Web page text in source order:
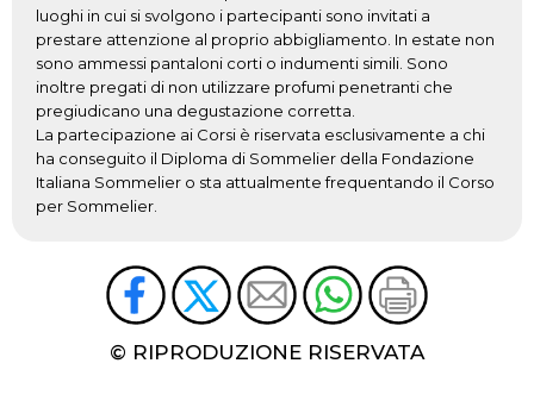
luoghi in cui si svolgono i partecipanti sono invitati a
prestare attenzione al proprio abbigliamento. In estate non
sono ammessi pantaloni corti o indumenti simili. Sono
inoltre pregati di non utilizzare profumi penetranti che
pregiudicano una degustazione corretta.
La partecipazione ai Corsi è riservata esclusivamente a chi
ha conseguito il Diploma di Sommelier della Fondazione
Italiana Sommelier o sta attualmente frequentando il Corso
per Sommelier.
© RIPRODUZIONE RISERVATA